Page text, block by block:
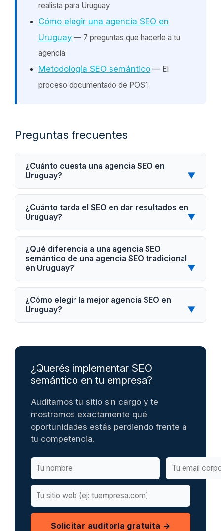
realista para Uruguay
Cómo elegir una agencia SEO en
Uruguay — 7 preguntas que hacerle a tu
agencia
Metodología SEO semántico — El
proceso documentado de POS1
Preguntas frecuentes
¿Cuánto cuesta una agencia SEO en
Uruguay?
▼
¿Cuánto tarda el SEO en dar resultados en
Uruguay?
▼
¿Qué diferencia a una agencia SEO
semántico de una agencia SEO tradicional
en Uruguay?
▼
¿Cómo elegir la mejor agencia SEO en
Uruguay?
▼
¿Querés implementar SEO
semántico en tu empresa?
Auditamos tu sitio sin cargo y te
mostramos exactamente qué
oportunidades estás perdiendo frente a
tu competencia.
Solicitar auditoría gratuita →